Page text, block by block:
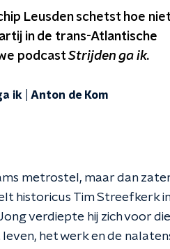
Leusden schetst hoe
in de trans-Atlantische
podcastStrijden ga ik.
ik | Anton de Kom
metrostel, maar dan
historicus Tim Streefkerk
verdiepte hij zich voor die
het werk en de